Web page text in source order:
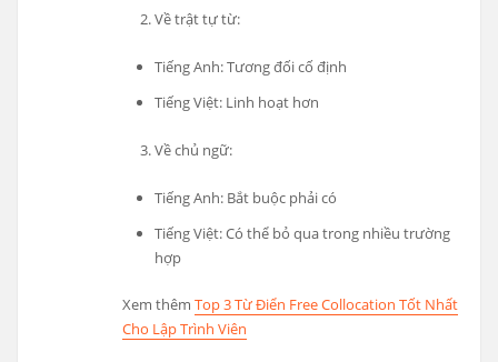
Về trật tự từ:
Tiếng Anh: Tương đối cố định
Tiếng Việt: Linh hoạt hơn
Về chủ ngữ:
Tiếng Anh: Bắt buộc phải có
Tiếng Việt: Có thể bỏ qua trong nhiều trường
hợp
Xem thêmTop 3 Từ Điển Free Collocation Tốt Nhất
Cho Lập Trình Viên